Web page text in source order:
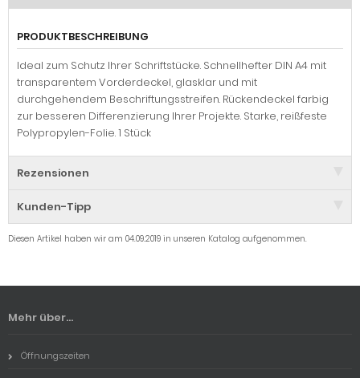
PRODUKTBESCHREIBUNG
Ideal zum Schutz Ihrer Schriftstücke. Schnellhefter DIN A4 mit
transparentem Vorderdeckel, glasklar und mit
durchgehendem Beschriftungsstreifen. Rückendeckel farbig
zur besseren Differenzierung Ihrer Projekte. Starke, reißfeste
Polypropylen-Folie. 1 Stück
Rezensionen
Kunden-Tipp
Diesen Artikel haben wir am 04.09.2019 in unseren Katalog aufgenommen.
Mehr über...
Öffnungszeiten